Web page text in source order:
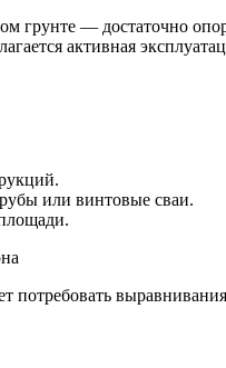
грунте — достаточно
активная
или винтовые сваи.
потребовать выравнивания